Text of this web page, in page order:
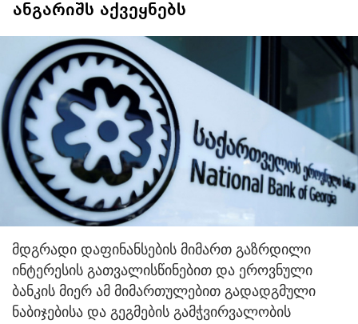
ანგარიშს აქვეყნებს
მდგრადი დაფინანსების მიმართ გაზრდილი
ინტერესის გათვალისწინებით და ეროვნული
ბანკის მიერ ამ მიმართულებით გადადგმული
ნაბიჯებისა და გეგმების გამჭვირვალობის